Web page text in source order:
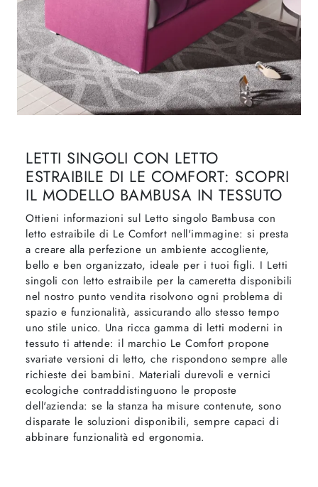
LETTI SINGOLI CON LETTO
ESTRAIBILE DI LE COMFORT: SCOPRI
IL MODELLO BAMBUSA IN TESSUTO
Ottieni informazioni sul Letto singolo Bambusa con
letto estraibile di Le Comfort nell'immagine: si presta
a creare alla perfezione un ambiente accogliente,
bello e ben organizzato, ideale per i tuoi figli. I Letti
singoli con letto estraibile per la cameretta disponibili
nel nostro punto vendita risolvono ogni problema di
spazio e funzionalità, assicurando allo stesso tempo
uno stile unico. Una ricca gamma di letti moderni in
tessuto ti attende: il marchio Le Comfort propone
svariate versioni di letto, che rispondono sempre alle
richieste dei bambini. Materiali durevoli e vernici
ecologiche contraddistinguono le proposte
dell'azienda: se la stanza ha misure contenute, sono
disparate le soluzioni disponibili, sempre capaci di
abbinare funzionalità ed ergonomia.